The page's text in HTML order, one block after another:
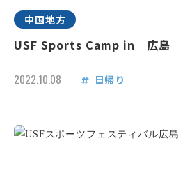
中国地方
USF Sports Camp in 広島
2022.10.08 日帰り